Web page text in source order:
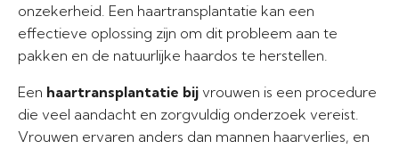
onzekerheid. Een haartransplantatie kan een
effectieve oplossing zijn om dit probleem aan te
pakken en de natuurlijke haardos te herstellen.
Een haartransplantatie bij vrouwen is een procedure
die veel aandacht en zorgvuldig onderzoek vereist.
Vrouwen ervaren anders dan mannen haarverlies, en